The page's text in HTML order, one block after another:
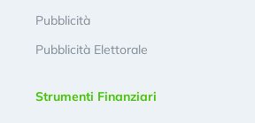
Pubblicità
Pubblicità Elettorale
Strumenti Finanziari